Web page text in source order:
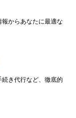
からあなたに最適な
き代行など、徹底的